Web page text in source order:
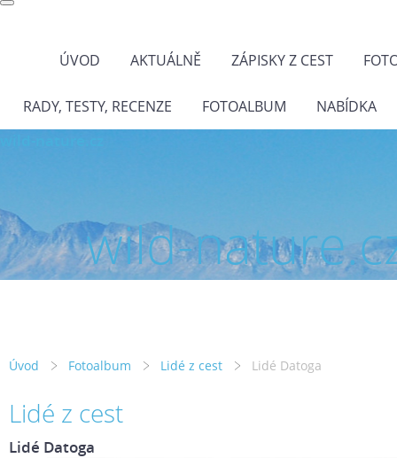
ÚVOD AKTUÁLNĚ ZÁPISKY Z CEST
RADY, TESTY, RECENZE FOTOALBUM NABÍDKA
wild-
Úvod Fotoalbum Lidé z cest Lidé Datoga
Lidé z cest
Lidé Datoga